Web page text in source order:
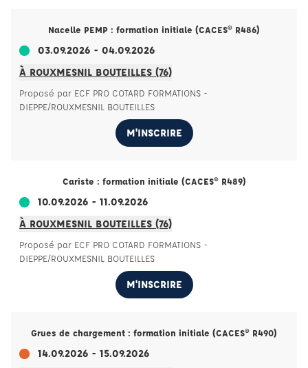
Nacelle PEMP : formation initiale (CACES® R486)
03.09.2026 - 04.09.2026
À ROUXMESNIL BOUTEILLES (76)
Proposé par ECF PRO COTARD FORMATIONS -
DIEPPE/ROUXMESNIL BOUTEILLES
M'INSCRIRE
Cariste : formation initiale (CACES® R489)
10.09.2026 - 11.09.2026
À ROUXMESNIL BOUTEILLES (76)
Proposé par ECF PRO COTARD FORMATIONS -
DIEPPE/ROUXMESNIL BOUTEILLES
M'INSCRIRE
Grues de chargement : formation initiale (CACES® R490)
14.09.2026 - 15.09.2026